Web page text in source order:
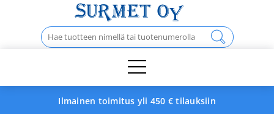
Haku:
Ilmainen toimitus yli 450 € tilauksiin